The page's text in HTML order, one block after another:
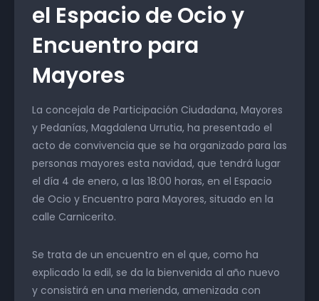
el Espacio de Ocio y
Encuentro para
Mayores
La concejala de Participación Ciudadana, Mayores
y Pedanías, Magdalena Urrutia, ha presentado el
acto de convivencia que se ha organizado para las
personas mayores esta navidad, que tendrá lugar
el día 4 de enero, a las 18:00 horas, en el Espacio
de Ocio y Encuentro para Mayores, situado en la
calle Carnicerito.
Se trata de un encuentro en el que, como ha
explicado la edil, se da la bienvenida al año nuevo
y consistirá en una merienda, amenizada con